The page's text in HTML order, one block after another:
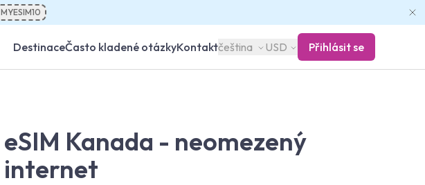
MYESIM10
DestinaceČasto kladené otázkyKontaktčeština USD Přihlásit se
eSIM Kanada - neomezený
internet